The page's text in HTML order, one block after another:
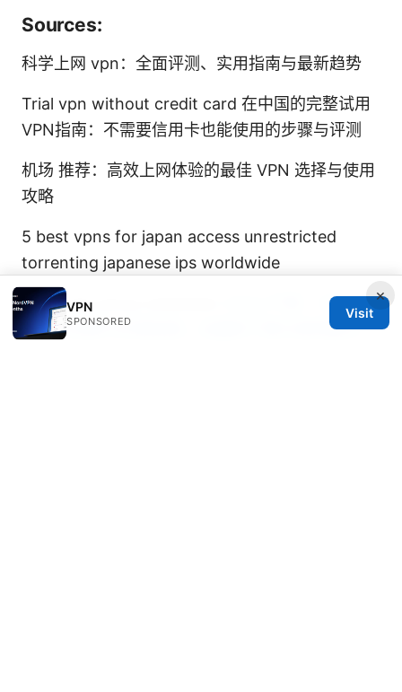
Sources:
科学上网 vpn：全面评测、实用指南与最新趋势
Trial vpn without credit card 在中国的完整试用
VPN指南：不需要信用卡也能使用的步骤与评测
机场 推荐：高效上网体验的最佳 VPN 选择与使用
攻略
5 best vpns for japan access unrestricted
torrenting japanese ips worldwide
Hoxx vpn proxy extension
Cisco下载：VPNs 相
关知识全解与实操指南，含最新下载与使用要点
×
VPN
SPONSORED
Visit